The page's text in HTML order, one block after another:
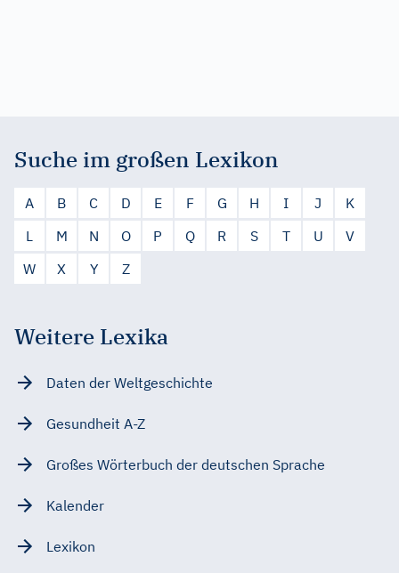
Suche im großen Lexikon
A B C D E F G H I J
K
L
M N O P Q R S T U
V
W
X Y Z
Weitere Lexika
Daten der Weltgeschichte
Gesundheit A-Z
Großes Wörterbuch der deutschen Sprache
Kalender
Lexikon